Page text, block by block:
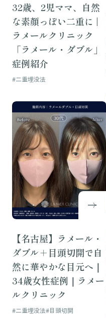
32歳、2児ママ、自然
な素顏っぽい二重に |
ラメールクリニック
「ラメール・ダブル」
症例紹介
#二重埋没法
【名古屋】ラメール・
ダブル＋目頭切開で自
然に華やかな目元へ｜
34歳女性症例｜ラメー
ルクリニック
#二重埋没法#目頭切開